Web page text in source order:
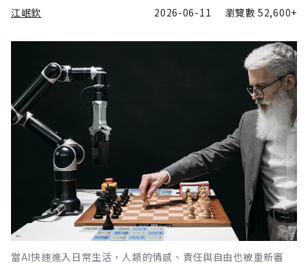
江岷欽 2026-06-11 瀏覽數52,600+
當AI快速進入日常生活，人類的情感、責任與自由也被重新審